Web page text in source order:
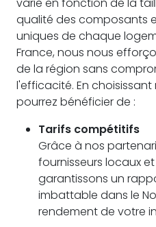
qualité des composants
uniques de chaque
France, nous nous
de la région sans
l'efficacité. En
pourrez bénéficier de :
Tarifs compétitifs
Grâce à nos
fournisseurs locaux
garantissons un
imbattable dans le
rendement de votre